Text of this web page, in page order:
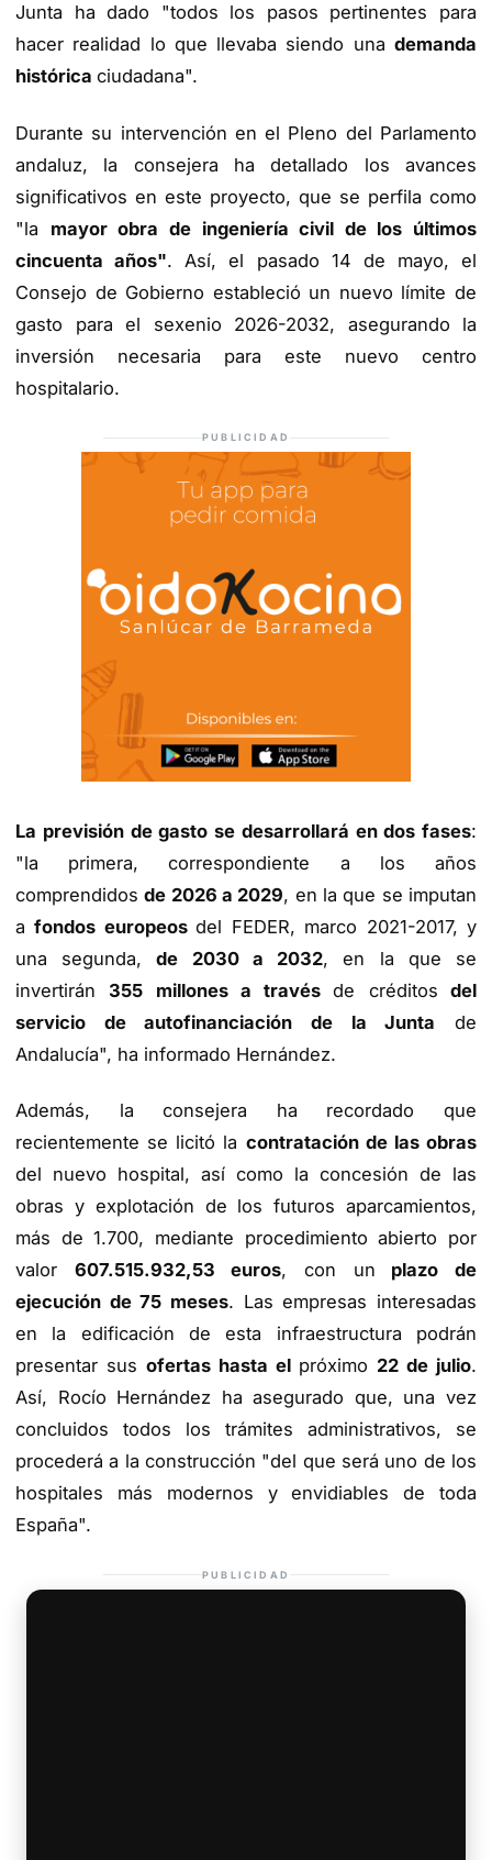
Junta ha dado "todos los pasos pertinentes para
hacer realidad lo que llevaba siendo una demanda
histórica ciudadana".
Durante su intervención en el Pleno del Parlamento
andaluz, la consejera ha detallado los avances
significativos en este proyecto, que se perfila como
"la mayor obra de ingeniería civil de los últimos
cincuenta años". Así, el pasado 14 de mayo, el
Consejo de Gobierno estableció un nuevo límite de
gasto para el sexenio 2026-2032, asegurando la
inversión necesaria para este nuevo centro
hospitalario.
PUBLICIDAD
La previsión de gasto se desarrollará en dos fases:
"la primera, correspondiente a los años
comprendidosde 2026 a 2029, en la que se imputan
afondos europeosdel FEDER, marco 2021-2017, y
una segunda,de 2030 a 2032, en la que se
invertirán 355 millones a travésde créditos del
servicio de autofinanciación de la Junta de
Andalucía", ha informado Hernández.
Además, la consejera ha recordado que
recientemente se licitó la contratación de las obras
del nuevo hospital, así como la concesión de las
obras y explotación de los futuros aparcamientos,
más de 1.700, mediante procedimiento abierto por
valor 607.515.932,53 euros, con un plazo de
ejecución de 75 meses. Las empresas interesadas
en la edificación de esta infraestructura podrán
presentar sus ofertas hasta el próximo 22 de julio.
Así, Rocío Hernández ha asegurado que, una vez
concluidos todos los trámites administrativos, se
procederá a la construcción "del que será uno de los
hospitales más modernos y envidiables de toda
España".
PUBLICIDAD